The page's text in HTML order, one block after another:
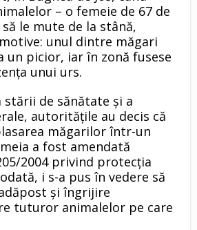
– o femeie de 67 de
le mute de la stână,
unul dintre măgari
un picior, iar în zonă fusese
unui urs.
stării de sănătate și a
autoritățile au decis că
măgarilor într-un
a fost amendată
2004 privind protecția
i s-a pus în vedere să
și îngrijire
tuturor animalelor pe care